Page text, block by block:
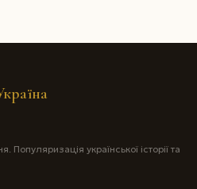
Популяризація української історії та